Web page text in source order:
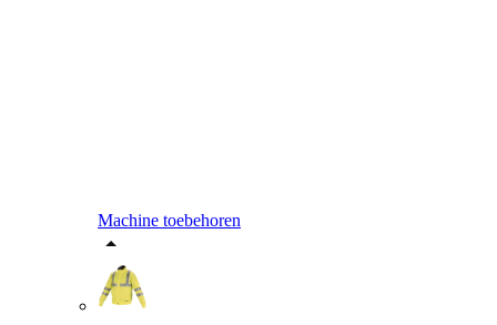
Machine toebehoren